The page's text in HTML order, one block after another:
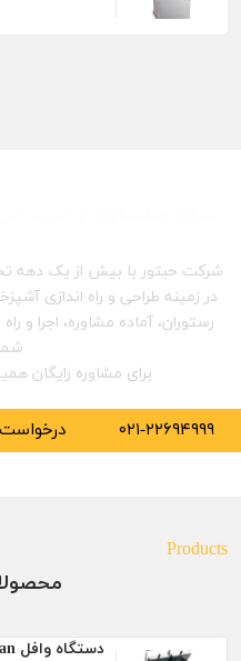
شرکت حبتور با بیش از یک دهه
در زمینه طراحی و راه اندازی
رستوران، آماده مشاوره، اجرا و
برای مشاوره رایگان
۰۲۱-۲۲۶۹۴۹۹۹
Products
دستگاه وافل Sirman